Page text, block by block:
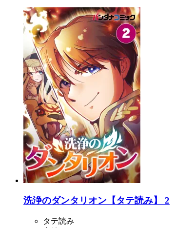
洗浄のダンタリオン【タテ読み】 2
タテ読み